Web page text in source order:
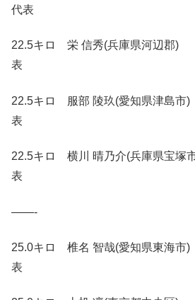
代表
22.5キロ 栄 信秀(兵庫県河辺
表
22.5キロ 服部 陵玖(愛知県津島
表
22.5キロ 横川 晴乃介(兵庫県宝塚
表
——-
25.0キロ 椎名 智哉(愛知県東海
表